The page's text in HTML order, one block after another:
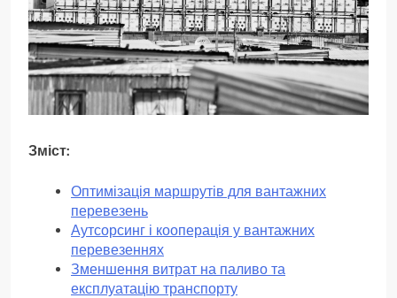
Зміст:
Оптимізація маршрутів для вантажних
перевезень
Аутсорсинг і кооперація у вантажних
перевезеннях
Зменшення витрат на паливо та
експлуатацію транспорту